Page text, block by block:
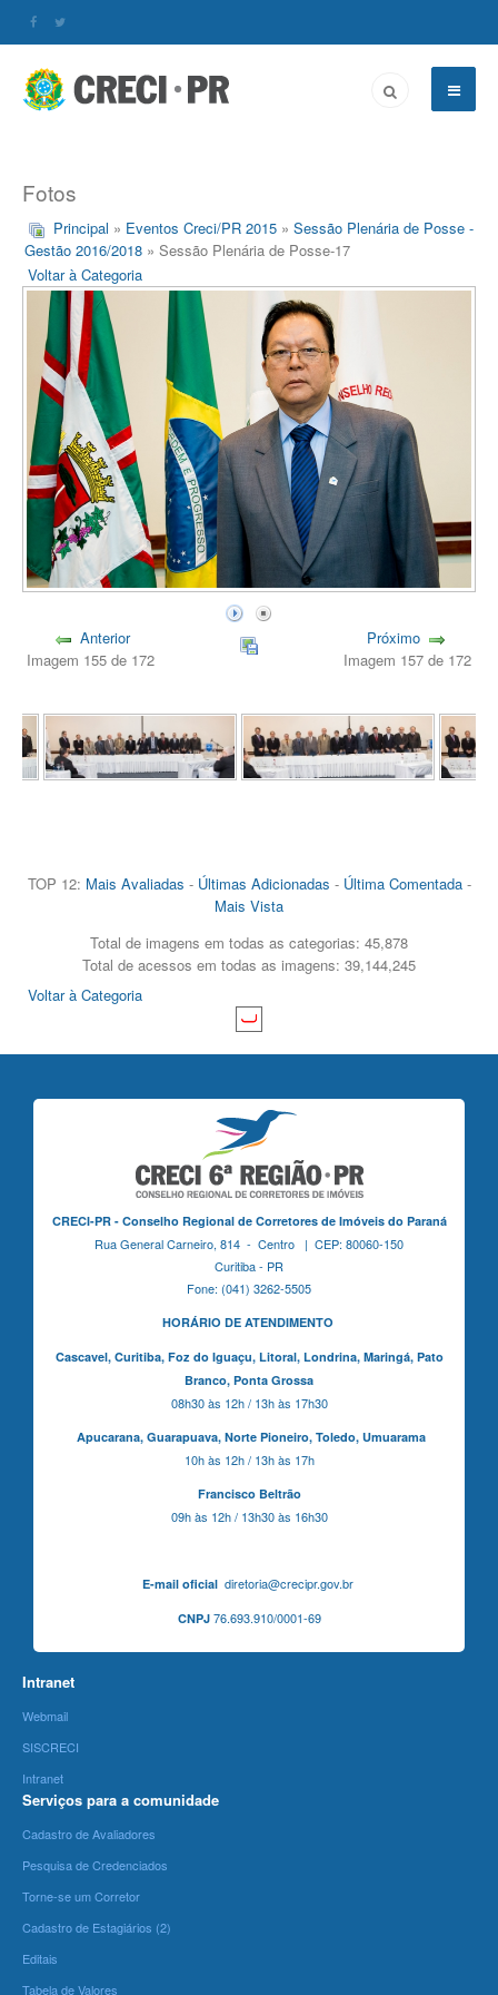
Fotos
Principal » Eventos Creci/PR 2015 » Sessão Plenária de Posse -
Gestão 2016/2018 » Sessão Plenária de Posse-17
Voltar à Categoria
Anterior
Imagem 155 de 172
Próximo
Imagem 157 de 172
TOP 12: Mais Avaliadas - Últimas Adicionadas - Última Comentada-
Mais Vista
Total de imagens em todas as categorias: 45,878
Total de acessos em todas as imagens: 39,144,245
Voltar à Categoria
CRECI-PR - Conselho Regional de Corretores de Imóveis do Paraná
Rua General Carneiro, 814 - Centro | CEP: 80060-150
Curitiba - PR
Fone: (041) 3262-5505
HORÁRIO DE ATENDIMENTO
Cascavel, Curitiba,Foz do Iguaçu, Litoral, Londrina, Maringá, Pato
Branco, Ponta Grossa
08h30 às 12h / 13h às 17h30
Apucarana, Guarapuava, Norte Pioneiro, Toledo, Umuarama
10h às 12h / 13h às 17h
Francisco Beltrão
09h às 12h / 13h30 às 16h30
E-mail oficialdiretoria@crecipr.gov.br
CNPJ76.693.910/0001-69
Intranet
Webmail
SISCRECI
Intranet
Serviços para a comunidade
Cadastro de Avaliadores
Pesquisa de Credenciados
Torne-se um Corretor
Cadastro de Estagiários (2)
Editais
Tabela de Valores